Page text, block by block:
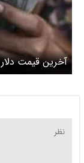
گران شد